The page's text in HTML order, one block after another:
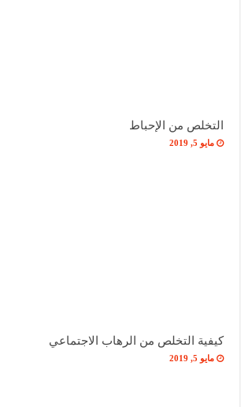
التخلص من الإحباط
مايو 5, 2019
كيفية التخلص من الرهاب الاجتماعي
مايو 5, 2019